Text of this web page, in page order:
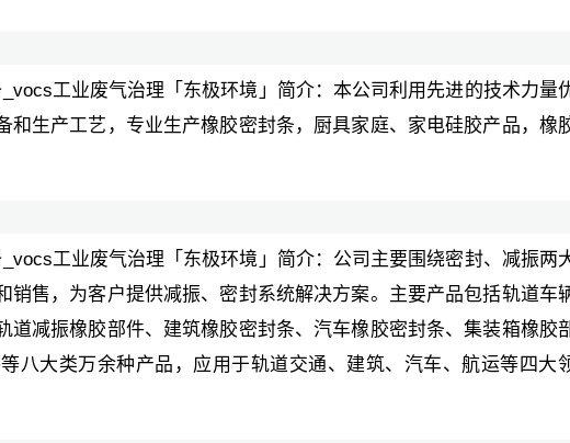
工业废气治理「东极环境」简介：本公司利用先进的技术力量
和生产工艺，专业生产橡胶密封条，厨具家庭、家电硅胶产品，橡
工业废气治理「东极环境」简介：公司主要围绕密封、减振两
销售，为客户提供减振、密封系统解决方案。主要产品包括轨道车
道减振橡胶部件、建筑橡胶密封条、汽车橡胶密封条、集装箱橡胶
八大类万余种产品，应用于轨道交通、建筑、汽车、航运等四大